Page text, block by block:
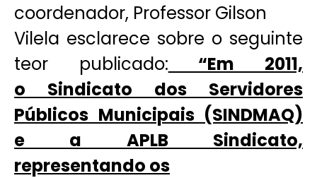
coordenador, Professor Gilson
Vilela esclarece sobre o seguinte
teor publicado: “Em 2011,
o Sindicato dos Servidores
Públicos Municipais (SINDMAQ)
e a APLB Sindicato,
representando os